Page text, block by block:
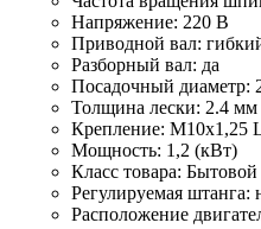
Напряжение: 220 В
Приводной вал:
Разборный вал: да
Посадочный диаметр:
Толщина лески: 2.4 мм
Крепление: М10х1,25
Мощность: 1,2 (кВт)
Класс товара: Бытовой
Регулируемая штанга:
Расположение